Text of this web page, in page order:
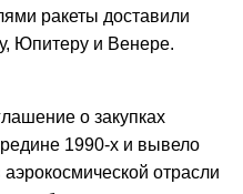
ракеты доставили
Юпитеру и Венере.
о закупках
1990-х и вывело
отрасли